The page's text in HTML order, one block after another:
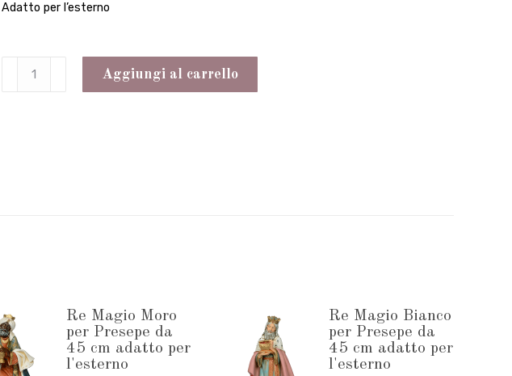
Adatto per l’esterno
Magio
per
l'esterno
Aggiungi al carrello
Re Magio Moro
per Presepe da
45 cm adatto per
l'esterno
Re Magio Bianco
per Presepe da
45 cm adatto per
l'esterno